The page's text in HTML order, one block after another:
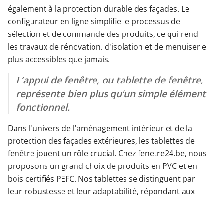
Conseils gratuits
également à la protection durable des façades. Le
configurateur en ligne simplifie le processus de
sélection et de commande des produits, ce qui rend
les travaux de rénovation, d'isolation et de menuiserie
plus accessibles que jamais.
L’appui de fenêtre, ou tablette de fenêtre,
représente bien plus qu’un simple élément
fonctionnel.
Dans l'univers de l'aménagement intérieur et de la
protection des façades extérieures, les tablettes de
fenêtre jouent un rôle crucial. Chez fenetre24.be, nous
proposons un grand choix de produits en PVC et en
bois certifiés PEFC. Nos tablettes se distinguent par
leur robustesse et leur adaptabilité, répondant aux